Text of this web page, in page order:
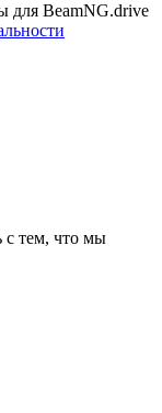
для BeamNG.drive
с тем, что мы